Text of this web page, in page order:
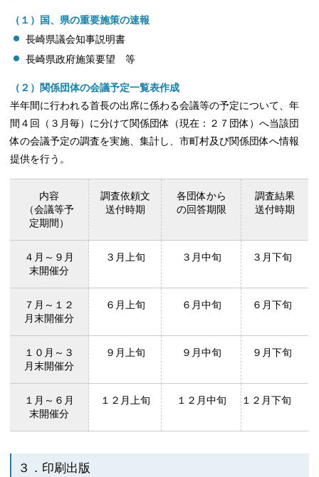
（１）国、県の重要施策の速報
長崎県議会知事説明書
長崎県政府施策要望 等
（２）関係団体の会議予定一覧表作成
半年間に行われる首長の出席に係わる会議等の予定について、年
間４回（３月毎）に分けて関係団体（現在：２７団体）へ当該団
体の会議予定の調査を実施、集計し、市町村及び関係団体へ情報
提供を行う。
内容
（会議等予
定期間）
調査依頼文
送付時期
各団体から
の回答期限
調査結果
送付時期
４月～９月
末開催分
３月上旬 ３月中旬 ３月下旬
７月～１２
月末開催分
６月上旬 ６月中旬 ６月下旬
１０月～３
月末開催分
９月上旬 ９月中旬 ９月下旬
１月～６月
末開催分
１２月上旬 １２月中旬 １２月下旬
３．印刷出版